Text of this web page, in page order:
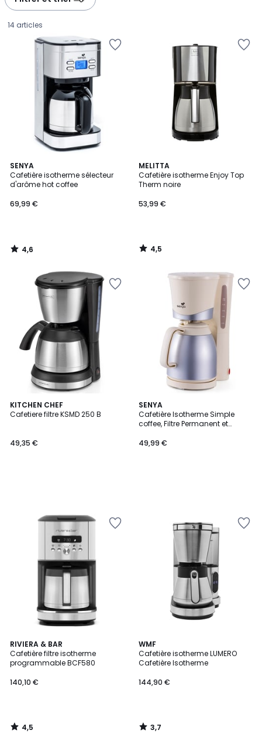
14 articles
SENYA
Cafetière isotherme sélecteur
d'arôme hot coffee
€.
69,99 €
4,6
/ 5
4,6
/
MELITTA
Cafetière isotherme Enjoy Top
Therm noire
53,99 €
4,5
/ 5
4,5
/
KITCHEN CHEF
Cafetiere filtre KSMD 250 B
49,35 €
SENYA
Cafetière Isotherme Simple
coffee, Filtre Permanent et
Automatique
49,99 €
RIVIERA & BAR
Cafetière filtre isotherme
programmable BCF580
140,10 €
4,5
/ 5
4,5
/
WMF
Cafetière isotherme LUMERO
Cafetière Isotherme
144,90 €
3,7
/ 5
3,7
/